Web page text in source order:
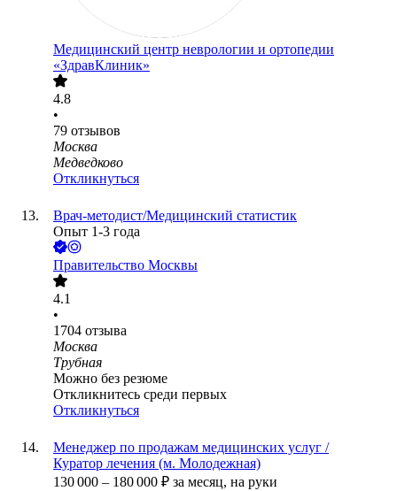
Медицинский центр неврологии и ортопедии
«ЗдравКлиник»
4.8
•
79 отзывов
Москва
Медведково
Откликнуться
Врач-методист/Медицинский статистик
Опыт 1-3 года
Правительство Москвы
4.1
•
1704 отзыва
Москва
Трубная
Можно без резюме
Откликнитесь среди первых
Откликнуться
Менеджер по продажам медицинских услуг /
Куратор лечения (м. Молодежная)
130 000 – 180 000 ₽ за месяц, на руки